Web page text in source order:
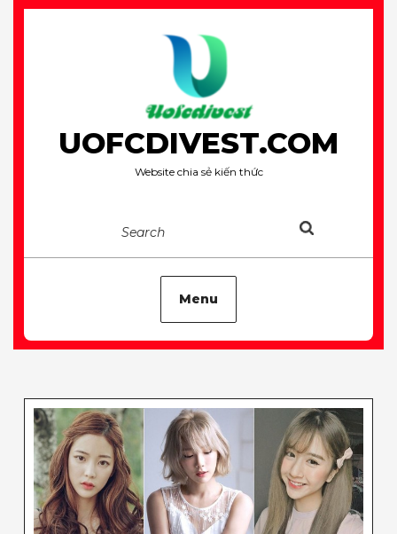
Skip
UOFCDIVEST.COM
Website chia sẻ kiến thức
Menu